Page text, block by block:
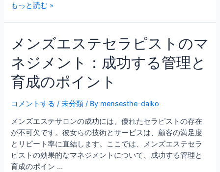
もっと読む »
メンズエステセラピストのマ
ネジメント：成功する管理と
育成のポイント
コメントする /未分類 / By mensesthe-daiko
メンズエステサロンの成功には、優れたセラピストの存在
が不可欠です。彼女らの技術とサービスは、顧客の満足度
とリピート率に直結します。ここでは、メンズエステセラ
ピストの効果的なマネジメントについて、成功する管理と
育成のポイン …